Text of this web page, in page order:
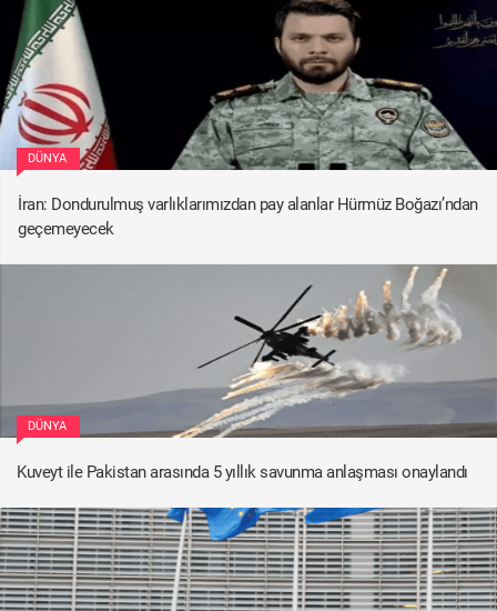
DÜNYA
İran: Dondurulmuş varlıklarımızdan pay alanlar Hürmüz Boğazı’ndan
geçemeyecek
DÜNYA
Kuveyt ile Pakistan arasında 5 yıllık savunma anlaşması onaylandı